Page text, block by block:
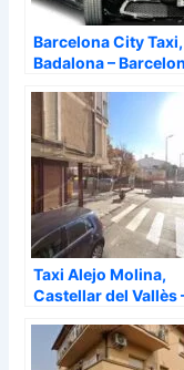
Barcelona City Taxi,
Badalona –
Taxi Alejo Molina,
Castellar del Vallès